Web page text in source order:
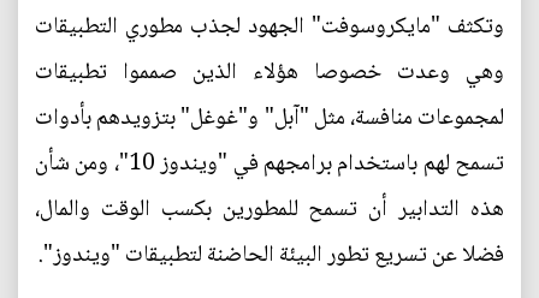
وتكثف "مايكروسوفت" الجهود لجذب مطوري التطبيقات
وهي وعدت خصوصا هؤلاء الذين صمموا تطبيقات
لمجموعات منافسة، مثل "آبل" و"غوغل" بتزويدهم بأدوات
تسمح لهم باستخدام برامجهم في "ويندوز 10"، ومن شأن
هذه التدابير أن تسمح للمطورين بكسب الوقت والمال،
فضلا عن تسريع تطور البيئة الحاضنة لتطبيقات "ويندوز".